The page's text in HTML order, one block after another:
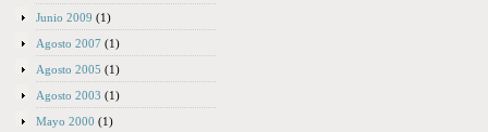
Junio 2009 (1)
Agosto 2007 (1)
Agosto 2005 (1)
Agosto 2003 (1)
Mayo 2000 (1)